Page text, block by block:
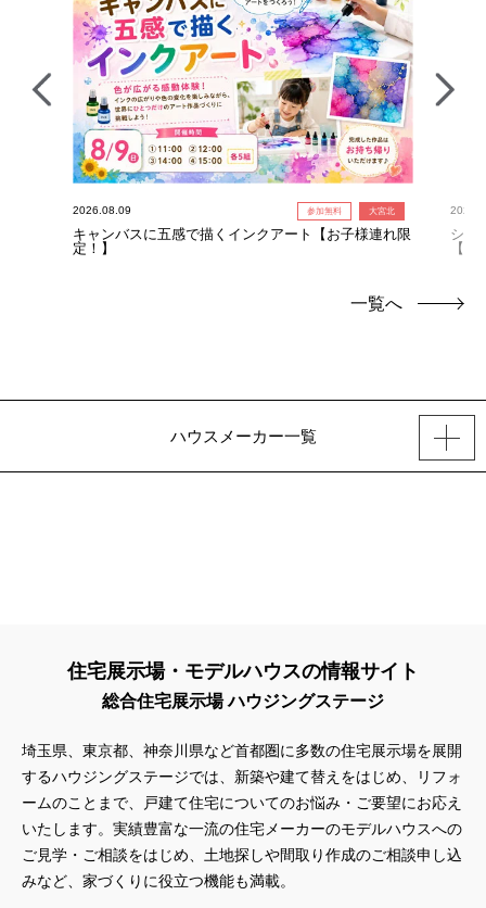
2026.08.09 参加無料 大宮北
キャンバスに五感で描くインクアート【お子様連れ限
定！】
シー
【
一覧へ
ハウスメーカー一覧
住宅展示場・モデルハウスの情報サイト
総合住宅展示場 ハウジングステージ
埼玉県、東京都、神奈川県など首都圏に多数の住宅展示場を展開
するハウジングステージでは、新築や建て替えをはじめ、リフォ
ームのことまで、戸建て住宅についてのお悩み・ご要望にお応え
いたします。実績豊富な一流の住宅メーカーのモデルハウスへの
ご見学・ご相談をはじめ、土地探しや間取り作成のご相談申し込
みなど、家づくりに役立つ機能も満載。